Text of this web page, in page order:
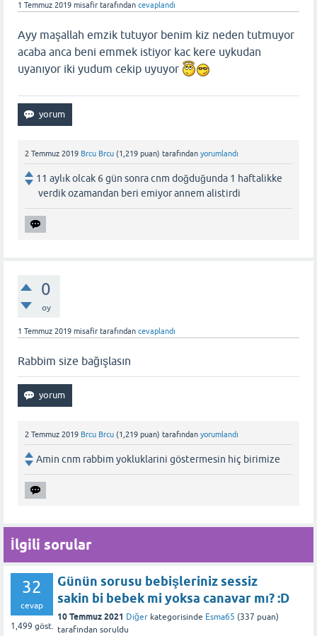
1 Temmuz 2019 misafir tarafından cevaplandı
Ayy maşallah emzik tutuyor benim kiz neden tutmuyor
acaba anca beni emmek istiyor kac kere uykudan
uyanıyor iki yudum cekip uyuyor
2 Temmuz 2019 Brcu Brcu (1,219 puan) tarafından yorumlandı
11 aylık olcak 6 gün sonra cnm doğduğunda 1 haftalikke
verdik ozamandan beri emiyor annem alistirdi
0
oy
1 Temmuz 2019 misafir tarafından cevaplandı
Rabbim size bağışlasın
2 Temmuz 2019 Brcu Brcu (1,219 puan) tarafından yorumlandı
Amin cnm rabbim yokluklarini göstermesin hiç birimize
İlgili sorular
32
cevap
1,499 göst.
Günün sorusu bebişleriniz sessiz
sakin bi bebek mi yoksa canavar mı? :D
10 Temmuz 2021 Diğer kategorisinde Esma65 (337 puan)
tarafından soruldu